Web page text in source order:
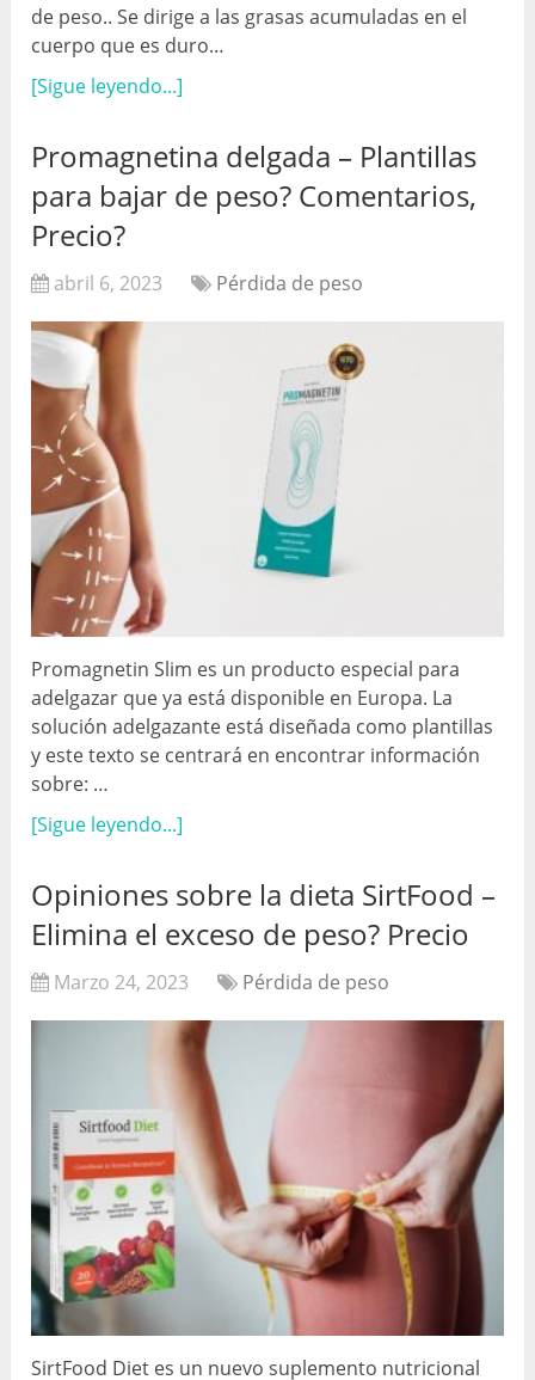
de peso.. Se dirige a las grasas acumuladas en el
cuerpo que es duro…
[Sigue leyendo...]
Promagnetina delgada – Plantillas
para bajar de peso? Comentarios,
Precio?
abril 6, 2023 Pérdida de peso
Promagnetin Slim es un producto especial para
adelgazar que ya está disponible en Europa. La
solución adelgazante está diseñada como plantillas
y este texto se centrará en encontrar información
sobre: …
[Sigue leyendo...]
Opiniones sobre la dieta SirtFood –
Elimina el exceso de peso? Precio
Marzo 24, 2023 Pérdida de peso
SirtFood Diet es un nuevo suplemento nutricional